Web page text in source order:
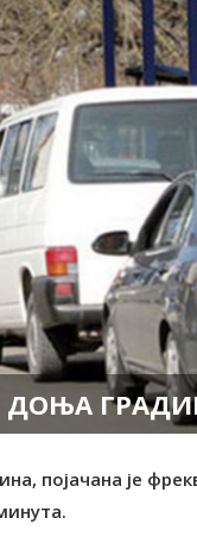
ДОЊА
појачана је